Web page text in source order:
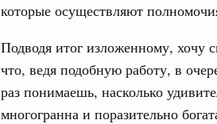
которые осуществляют
Подводя итог изложенному, хочу
что, ведя подобную работу, в
раз понимаешь, насколько
многогранна и поразительно